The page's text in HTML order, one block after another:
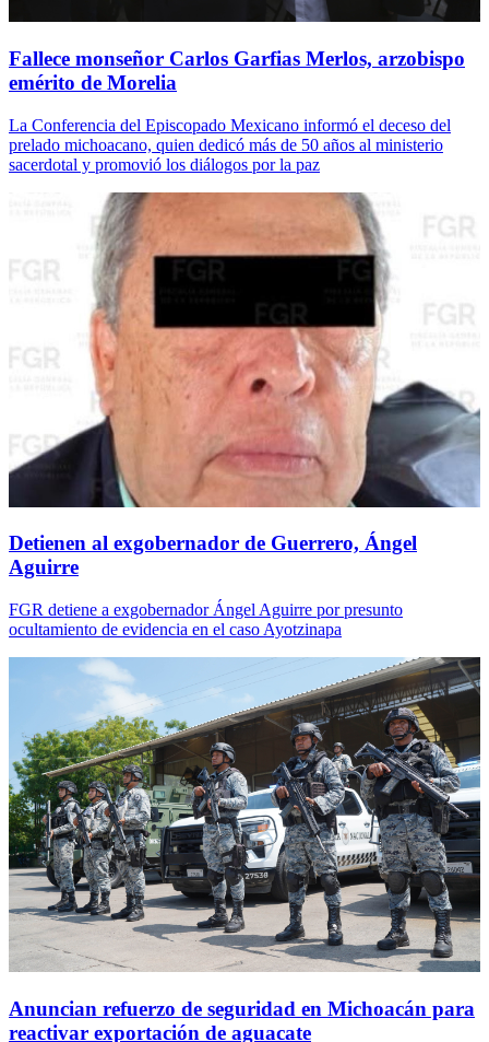
Fallece monseñor Carlos Garfias Merlos, arzobispo
emérito de Morelia
La Conferencia del Episcopado Mexicano informó el deceso del
prelado michoacano, quien dedicó más de 50 años al ministerio
sacerdotal y promovió los diálogos por la paz
Detienen al exgobernador de Guerrero, Ángel
Aguirre
FGR detiene a exgobernador Ángel Aguirre por presunto
ocultamiento de evidencia en el caso Ayotzinapa
Anuncian refuerzo de seguridad en Michoacán para
reactivar exportación de aguacate